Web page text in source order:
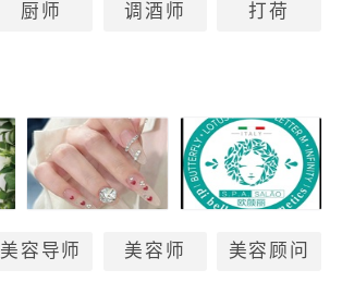
厨师 调酒师 打荷
美容导师 美容师 美容顾问